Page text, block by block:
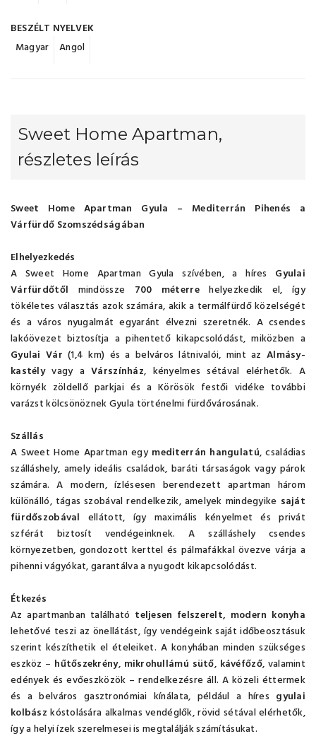
BESZÉLT NYELVEK
Magyar
Angol
Sweet Home Apartman,
részletes leírás
Sweet Home Apartman Gyula – Mediterrán Pihenés a
Várfürdő Szomszédságában
Elhelyezkedés
A Sweet Home Apartman Gyula szívében, a híres Gyulai
Várfürdőtől mindössze 700 méterrehelyezkedik el, így
tökéletes választás azok számára, akik a termálfürdő közelségét
és a város nyugalmát egyaránt élvezni szeretnék. A csendes
lakóövezet biztosítja a pihentető kikapcsolódást, miközben a
Gyulai Vár (1,4 km) és a belváros látnivalói, mint azAlmásy-
kastélyvagy aVárszínház, kényelmes sétával elérhetők. A
környék zöldellő parkjai és a Körösök festői vidéke további
varázst kölcsönöznek Gyula történelmi fürdővárosának.
Szállás
A Sweet Home Apartman egy mediterrán hangulatú, családias
szálláshely, amely ideális családok, baráti társaságok vagy párok
számára. A modern, ízlésesen berendezett apartman három
különálló, tágas szobával rendelkezik, amelyek mindegyike saját
fürdőszobával ellátott, így maximális kényelmet és privát
szférát biztosít vendégeinknek. A szálláshely csendes
környezetben, gondozott kerttel és pálmafákkal övezve várja a
pihenni vágyókat, garantálva a nyugodt kikapcsolódást.
Étkezés
Az apartmanban található teljesen felszerelt, modern konyha
lehetővé teszi az önellátást, így vendégeink saját időbeosztásuk
szerint készíthetik el ételeiket. A konyhában minden szükséges
eszköz – hűtőszekrény, mikrohullámú sütő, kávéfőző, valamint
edények és evőeszközök – rendelkezésre áll. A közeli éttermek
és a belváros gasztronómiai kínálata, például a híres gyulai
kolbász kóstolására alkalmas vendéglők, rövid sétával elérhetők,
így a helyi ízek szerelmesei is megtalálják számításukat.